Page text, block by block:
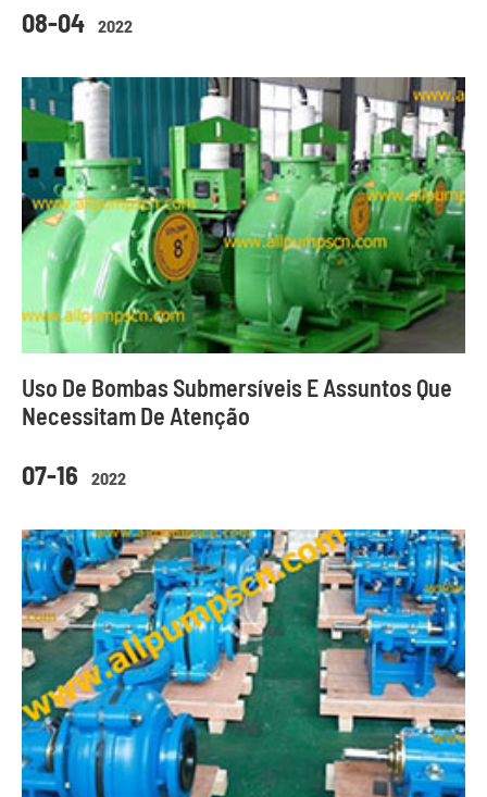
08-04 2022
07-16 2022
Uso De Bombas Submersíveis E Assuntos Que
Necessitam De Atenção